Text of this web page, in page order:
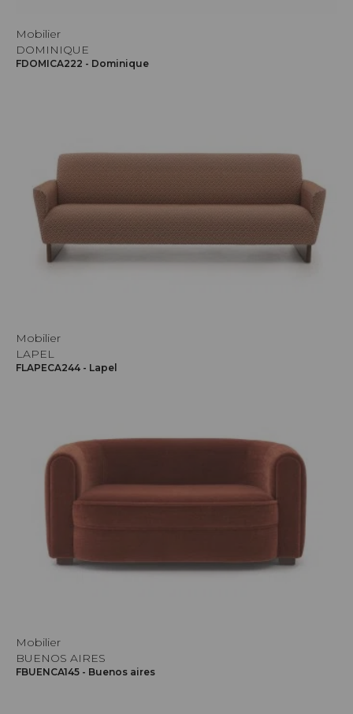
Mobilier
DOMINIQUE
FDOMICA222 - Dominique
Mobilier
LAPEL
FLAPECA244 - Lapel
Mobilier
BUENOS AIRES
FBUENCA145 - Buenos aires